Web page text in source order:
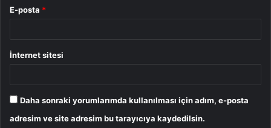
E-posta *
İnternet sitesi
Daha sonraki yorumlarımda kullanılması için adım, e-posta
adresim ve site adresim bu tarayıcıya kaydedilsin.